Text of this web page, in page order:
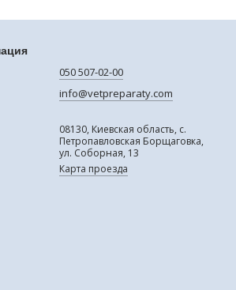
050 507-02-00
info@vetpreparaty.com
08130, Киевская область, с.
Петропавловская Борщаговка,
ул. Соборная, 13
Карта проезда